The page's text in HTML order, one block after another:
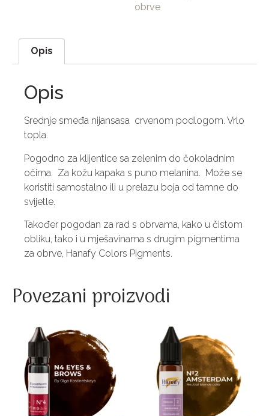
obrve
Opis
Opis
Srednje smeđa nijansasa crvenom podlogom. Vrlo
topla.
Pogodno za klijentice sa zelenim do čokoladnim
očima. Za kožu kapaka s puno melanina. Može se
koristiti samostalno ili u prelazu boja od tamne do
svijetle.
Također pogodan za rad s obrvama, kako u čistom
obliku, tako i u mješavinama s drugim pigmentima
za obrve, Hanafy Colors Pigments.
Povezani proizvodi